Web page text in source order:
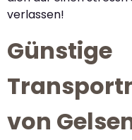
verlassen!
Günstige
von